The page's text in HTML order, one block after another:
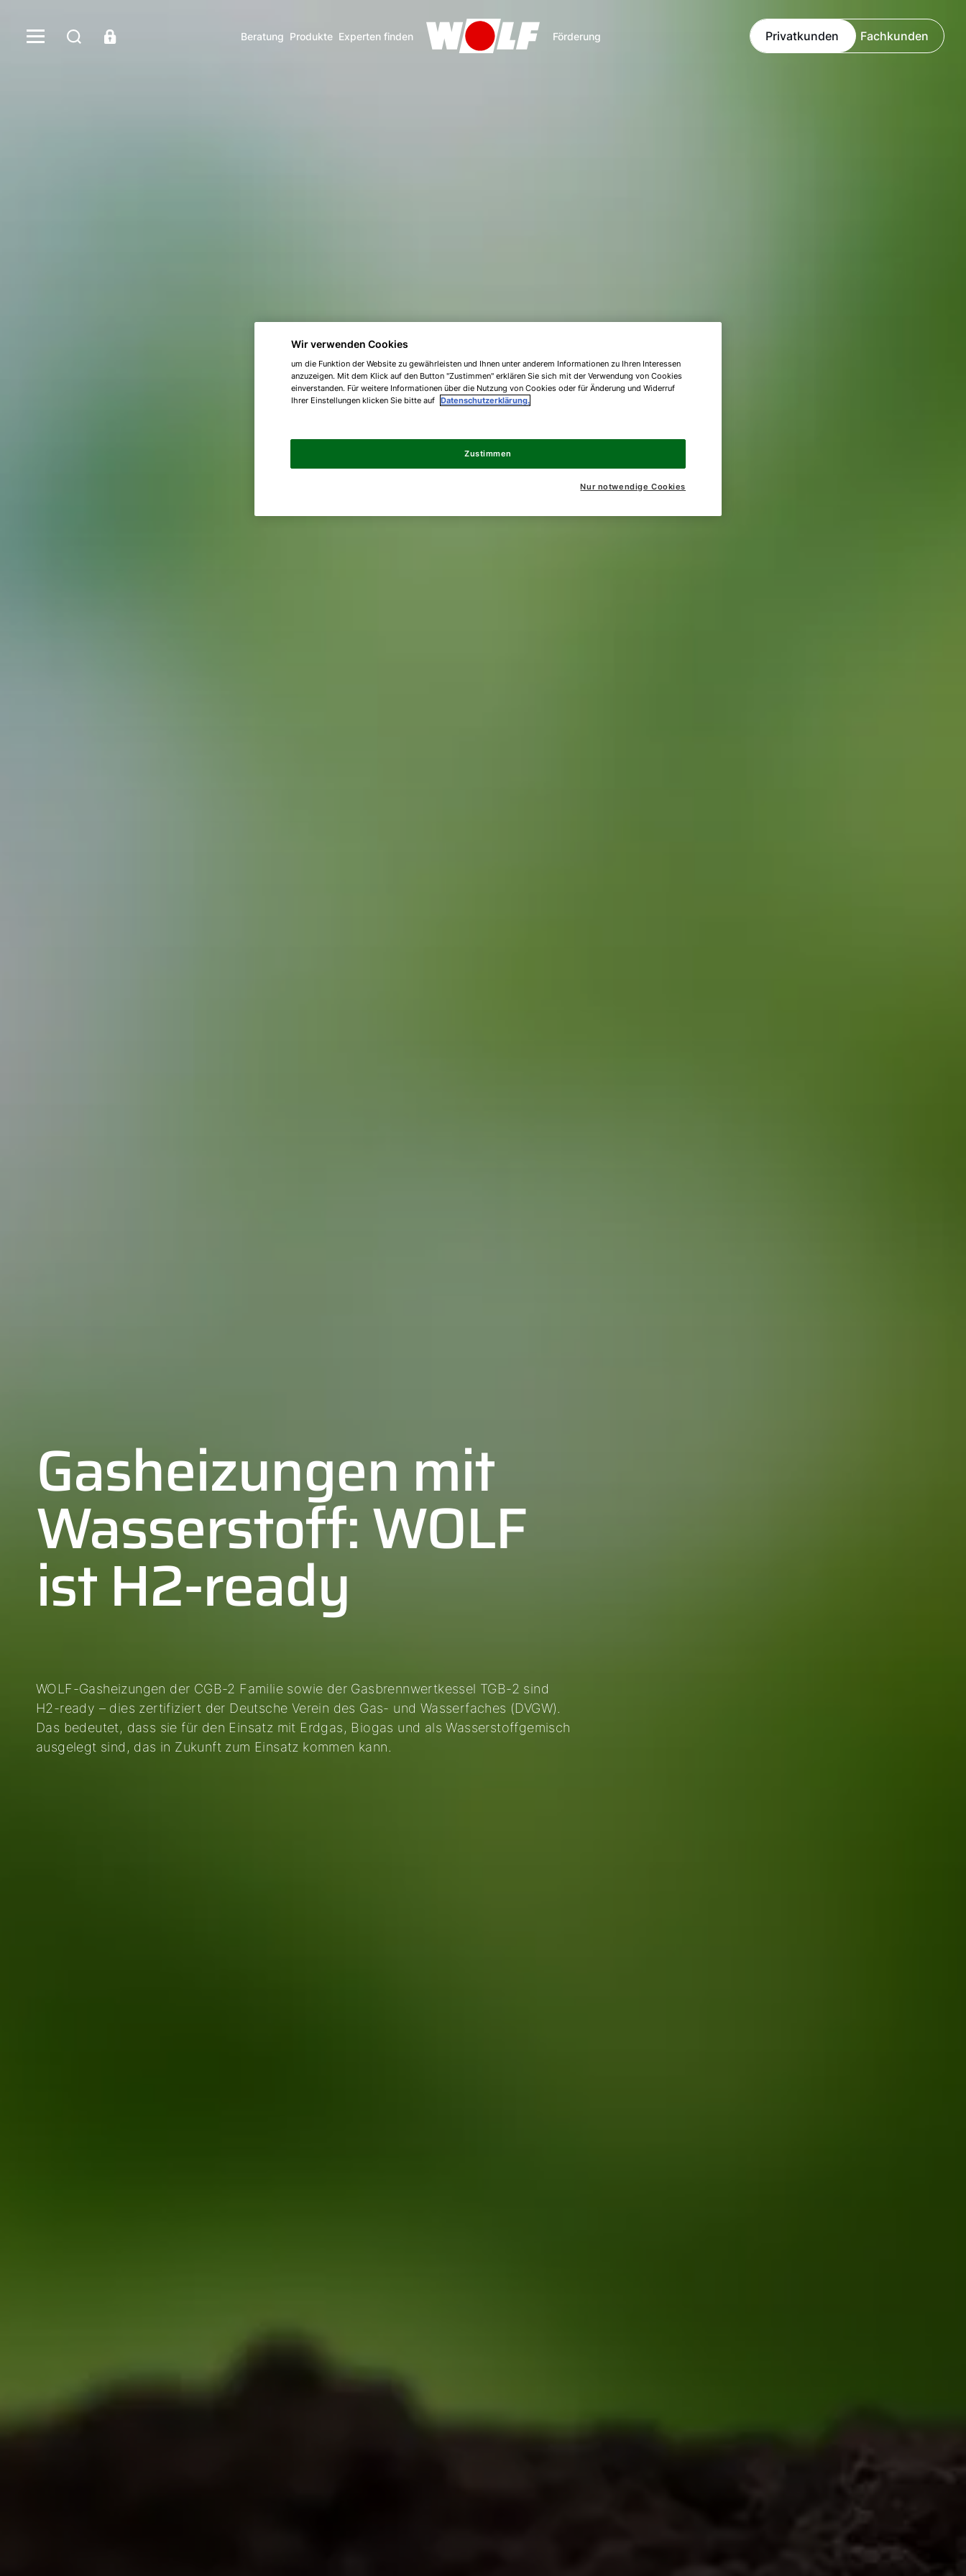
Beratung Produkte Experten finden Förderung Privatkunden Fachkunden
Gasheizungen mit
Wasserstoff: WOLF
ist H2-ready
WOLF-Gasheizungen der CGB-2 Familie sowie der Gasbrennwertkessel TGB-2 sind
H2-ready – dies zertifiziert der Deutsche Verein des Gas- und Wasserfaches (DVGW).
Das bedeutet, dass sie für den Einsatz mit Erdgas, Biogas und als Wasserstoffgemisch
ausgelegt sind, das in Zukunft zum Einsatz kommen kann.
Wir verwenden Cookies
um die Funktion der Website zu gewährleisten und Ihnen unter anderem Informationen zu Ihren Interessen
anzuzeigen. Mit dem Klick auf den Button "Zustimmen" erklären Sie sich mit der Verwendung von Cookies
einverstanden. Für weitere Informationen über die Nutzung von Cookies oder für Änderung und Widerruf
Ihrer Einstellungen klicken Sie bitte auf Datenschutzerklärung.
Nur notwendige Cookies
Zustimmen